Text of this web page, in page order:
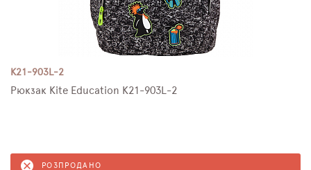
K21-903L-2
Рюкзак Kite Education K21-903L-2
РОЗПРОДАНО